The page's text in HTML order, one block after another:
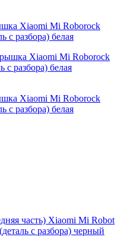
Xiaomi Mi Roborock
с разбора) белая
Xiaomi Mi Roborock
с разбора) белая
часть) Xiaomi Mi Robot
с разбора) черный